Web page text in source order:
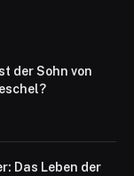
der Sohn von
Das Leben der